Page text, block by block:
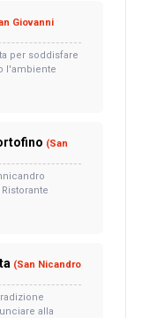
Giovanni
per soddisfare
l'ambiente
(San
(San Nicandro
alla